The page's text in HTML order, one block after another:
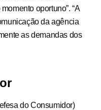
oportuno”. “A
da agência
as demandas dos
do Consumidor)